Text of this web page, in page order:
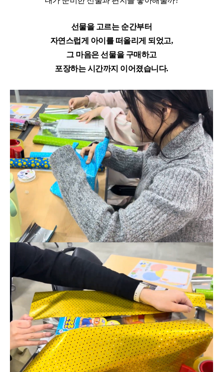
선물을 고르는 순간부터
자연스럽게 아이를 떠올리게 되었고,
그 마음은 선물을 구매하고
포장하는 시간까지 이어졌습니다.